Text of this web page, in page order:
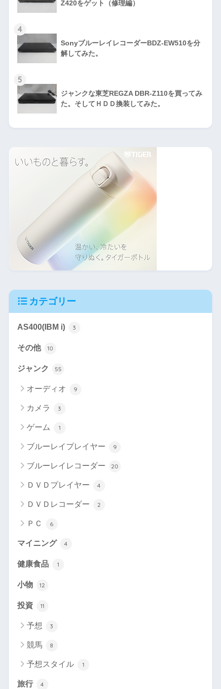
Z420をゲット（修理編）
4
SonyブルーレイレコーダーBDZ-EW510を分
解してみた。
5
ジャンクな東芝REGZA DBR-Z110を買ってみ
た。そしてＨＤＤ換装してみた。
カテゴリー
AS400(IBM i) 3
その他 10
ジャンク 55
オーディオ 9
カメラ 3
ゲーム 1
ブルーレイプレイヤー 9
ブルーレイレコーダー 20
ＤＶＤプレイヤー 4
ＤＶＤレコーダー 2
ＰＣ 6
マイニング 4
健康食品 1
小物 12
投資 11
予想 3
競馬 8
予想スタイル 1
旅行 4